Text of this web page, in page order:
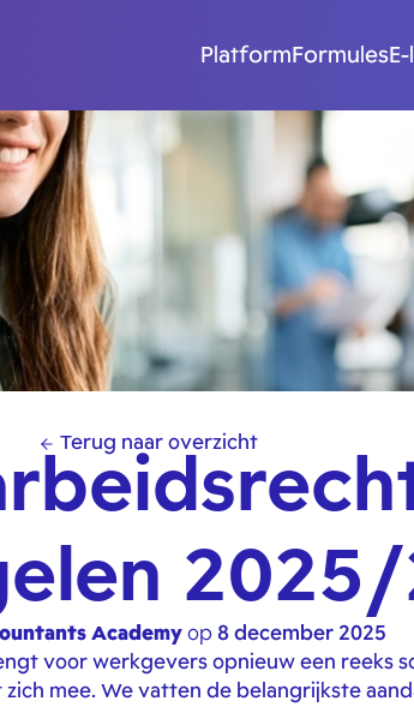
PlatformFormules
Terug naar overzicht
Academyop8 december 2025
voor werkgevers opnieuw een reeks
mee. We vatten de belangrijkste